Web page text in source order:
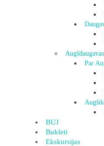
Par
BUJ
Bukleti
Ekskursijas